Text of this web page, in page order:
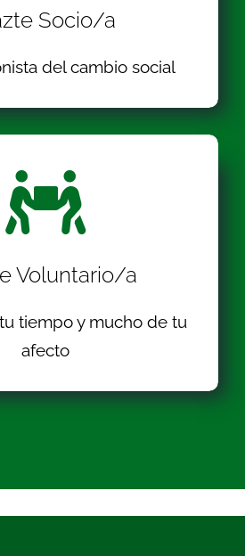
Socio/a
del cambio social
Voluntario/a
tiempo y mucho de tu
afecto